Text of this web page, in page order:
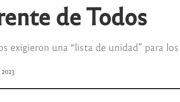
de Todos
exigieron una “lista de unidad” para